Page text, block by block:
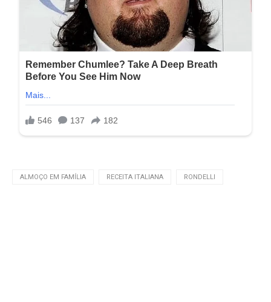
ALMOÇO EM FAMÍLIA RECEITA ITALIANA RONDELLI